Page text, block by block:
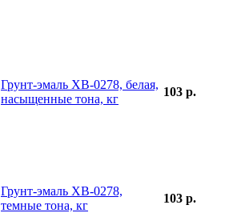
Грунт-эмаль ХВ-0278, белая,
насыщенные тона, кг
103 р.
Грунт-эмаль ХВ-0278,
темные тона, кг
103 р.